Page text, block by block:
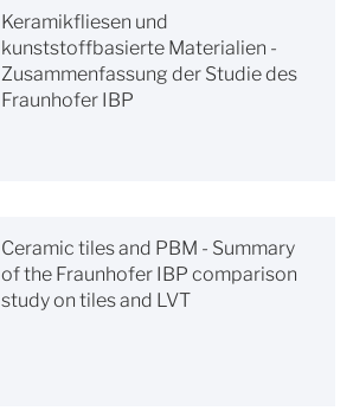
Keramikfliesen und
kunststoffbasierte Materialien -
Zusammenfassung der Studie des
Fraunhofer IBP
Ceramic tiles and PBM - Summary
of the Fraunhofer IBP comparison
study on tiles and LVT